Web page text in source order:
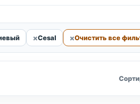
Cesal Очистить все